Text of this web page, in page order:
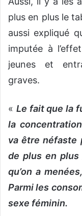
plus en plus le
aussi expliqué
imputée à
jeunes et
graves.
« Le fait que la
la
va être néfaste
de plus en plus
qu’on a
Parmi les
sexe féminin.